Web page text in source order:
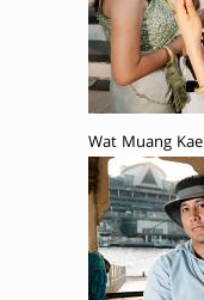
Wat Muang Kae